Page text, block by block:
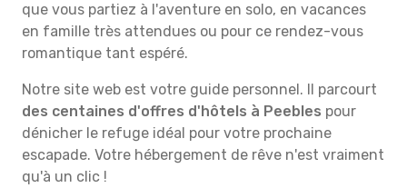
que vous partiez à l'aventure en solo, en vacances
en famille très attendues ou pour ce rendez-vous
romantique tant espéré.
Notre site web est votre guide personnel. Il parcourt
des centaines d'offres d'hôtels à Peebles pour
dénicher le refuge idéal pour votre prochaine
escapade. Votre hébergement de rêve n'est vraiment
qu'à un clic !